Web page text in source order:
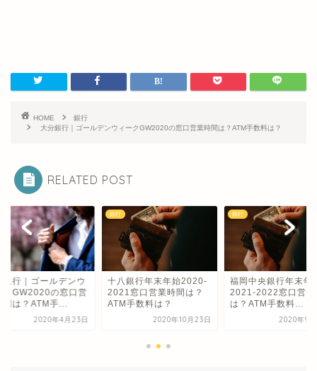
HOME
銀行
大分銀行｜ゴールデンウィークGW2020の窓口営業時間は？ATM手数料は？
RELATED POST
銀行｜ゴールデンウ
クGW2020の窓口営
間は？ATM手...
2020年4月23日
銀行
十八銀行年末年始2020-
2021窓口営業時間は？
ATM手数料は？
2020年10月23日
銀行
福岡中央銀行年末年
2021-2022窓口営業
は？ATM手数料...
2020年9